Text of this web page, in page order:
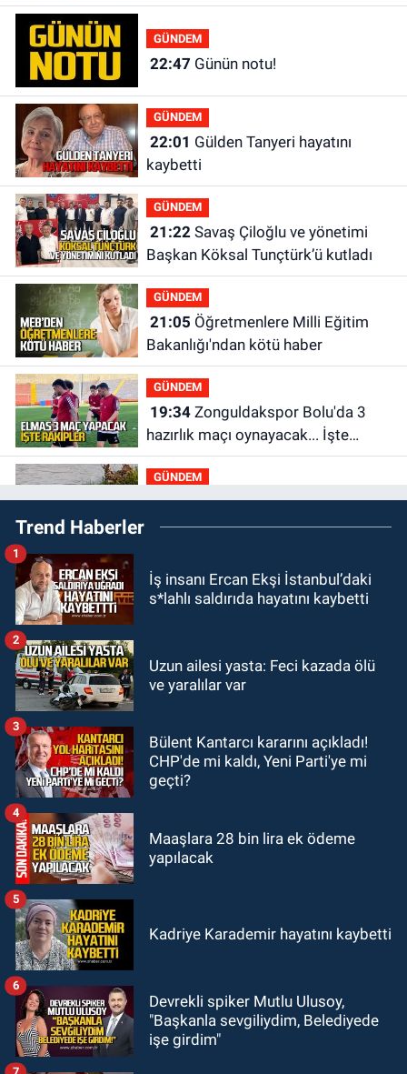
GÜNDEM
22:47 Günün notu!
GÜNDEM
22:01
kaybetti
GÜNDEM
21:22Savaş Çiloğlu ve yönetimi
Başkan Köksal Tunçtürk’ü kutladı
GÜNDEM
21:05
Bakanlığı'ndan kötü haber
GÜNDEM
19:34Zonguldakspor Bolu'da 3
hazırlık maçı oynayacak... İşte
rakipler...
GÜNDEM
19:27Çaycuma ırmağında görüldü:
Görenler şaşkınlık yaşadı
19:12TMO kabuklu fındık alım
18:52Zonguldak'ta pitbul köpek
GÜNDEM
18:44Zonguldak'ta araç yayaya
çarptı: Ağır yaralanan yaya tedavi
Trend Haberler
İş insanı Ercan Ekşi İstanbul’daki
s*lahlı saldırıda hayatını kaybetti
1
Uzun ailesi yasta: Feci kazada ölü
ve yaralılar var
2
Bülent Kantarcı kararını açıkladı!
CHP'de mi kaldı, Yeni Parti'ye mi
geçti?
3
Maaşlara 28 bin lira ek ödeme
yapılacak
4
Kadriye Karademir hayatını kaybetti
5
Devrekli spiker Mutlu Ulusoy,
"Başkanla sevgiliydim, Belediyede
işe girdim"
6